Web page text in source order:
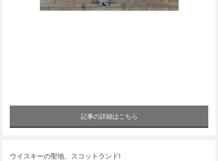
記事の詳細はこちら
ウイスキーの聖地、スコットランド!